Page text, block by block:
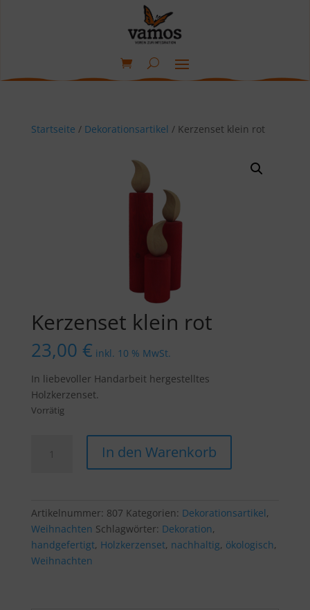
Startseite / Dekorationsartikel / Kerzenset klein rot
Kerzenset klein rot
23,00 € inkl. 10 % MwSt.
In liebevoller Handarbeit hergestelltes
Holzkerzenset.
Vorrätig
klein
In den Warenkorb
Artikelnummer: 807 Kategorien: Dekorationsartikel,
Weihnachten Schlagwörter: Dekoration,
handgefertigt, Holzkerzenset, nachhaltig, ökologisch,
Weihnachten